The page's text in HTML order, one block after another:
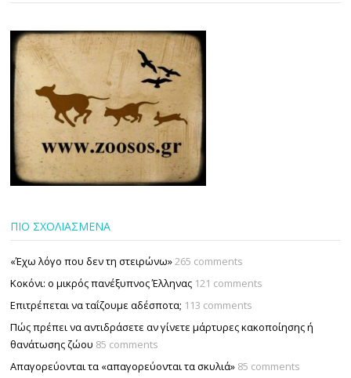
ΠΙΟ ΣΧΟΛΙΑΣΜΕΝΑ
«Έχω λόγο που δεν τη στειρώνω»265 comments
Κοκόνι: ο μικρός πανέξυπνος Έλληνας 121 comments
Επιτρέπεται να ταΐζουµε αδέσποτα; 113 comments
Πώς πρέπει να αντιδράσετε αν γίνετε μάρτυρες κακοποίησης ή
θανάτωσης ζώου 85 comments
Απαγορεύονται τα «απαγορεύονται τα σκυλιά» 85 comments